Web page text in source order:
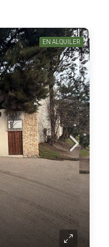
EN ALQUILER